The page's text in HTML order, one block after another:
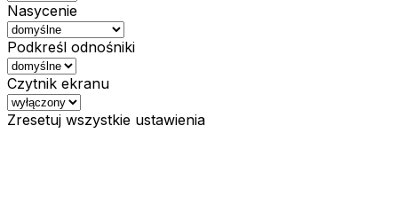
Nasycenie
Podkreśl odnośniki
Czytnik ekranu
Zresetuj wszystkie ustawienia